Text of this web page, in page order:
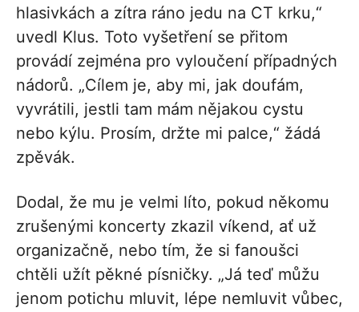
hlasivkách a zítra ráno jedu na CT krku,“
uvedl Klus. Toto vyšetření se přitom
provádí zejména pro vyloučení případných
nádorů. „Cílem je, aby mi, jak doufám,
vyvrátili, jestli tam mám nějakou cystu
nebo kýlu. Prosím, držte mi palce,“ žádá
zpěvák.
Dodal, že mu je velmi líto, pokud někomu
zrušenými koncerty zkazil víkend, ať už
organizačně, nebo tím, že si fanoušci
chtěli užít pěkné písničky. „Já teď můžu
jenom potichu mluvit, lépe nemluvit vůbec,